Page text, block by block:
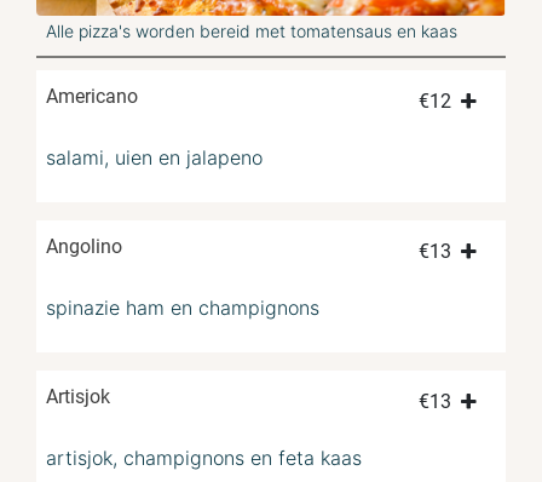
Alle pizza's worden bereid met tomatensaus en kaas
Americano €12
salami, uien en jalapeno
Angolino €13
spinazie ham en champignons
Artisjok €13
artisjok, champignons en feta kaas